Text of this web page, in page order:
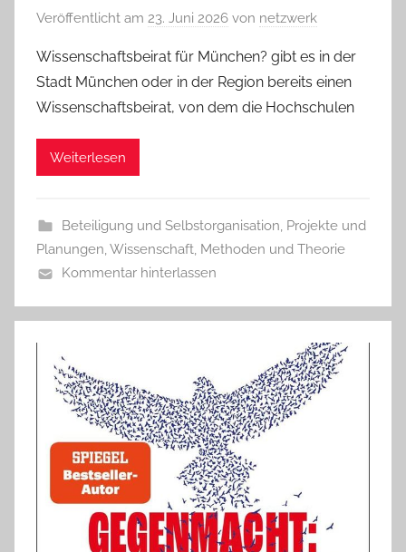
Veröffentlicht am 23. Juni 2026 von netzwerk
Wissenschaftsbeirat für München? gibt es in der
Stadt München oder in der Region bereits einen
Wissenschaftsbeirat, von dem die Hochschulen
Weiterlesen
Beteiligung und Selbstorganisation, Projekte und
Planungen,Wissenschaft, Methoden und Theorie
Kommentar hinterlassen